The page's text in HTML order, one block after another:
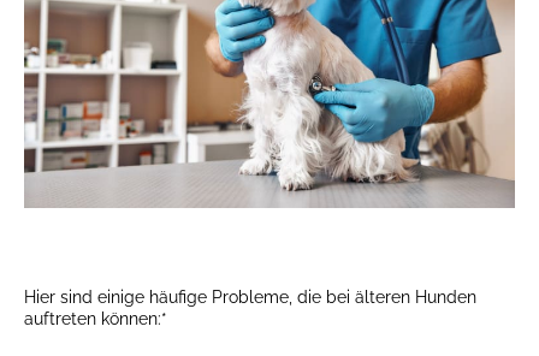
Hier sind einige häufige Probleme, die bei älteren Hunden
auftreten können:*